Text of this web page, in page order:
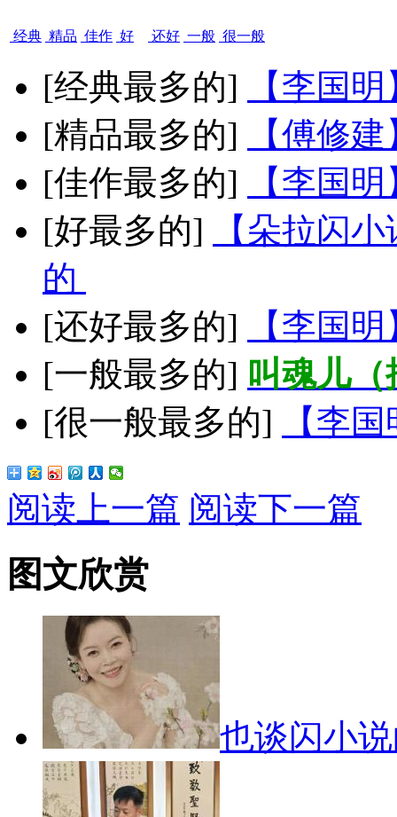
经典 精品 佳作 好 还好 一般 很一般
[经典最多的]
【李国
[精品最多的]
【傅修
[佳作最多的]
【李国
[好最多的]
【朵拉闪
的
[还好最多的]
【李国
[一般最多的] 叫魂儿
[很一般最多的]
【李
阅读上一篇 阅读下一篇
图文欣赏
也谈闪小